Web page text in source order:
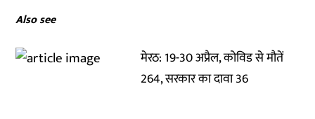
Also see
मेरठ: 19-30 अप्रैल, कोविड से मौतें
264, सरकार का दावा 36